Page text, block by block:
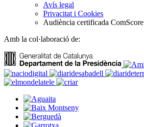
Avís legal
Privacitat i Cookies
Audiència certificada ComScore
Amb la col·laboració de: